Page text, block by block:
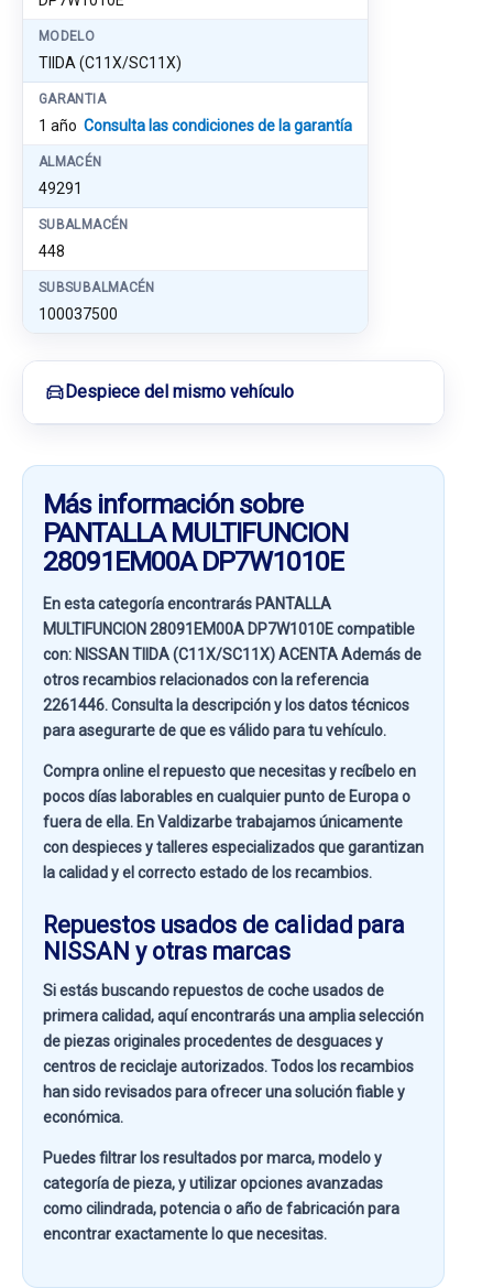
MODELO
TIIDA (C11X/SC11X)
GARANTIA
1 año Consulta las condiciones de la garantía
ALMACÉN
49291
SUBALMACÉN
448
SUBSUBALMACÉN
100037500
Despiece del mismo vehículo
Más información sobre
PANTALLA MULTIFUNCION
28091EM00A DP7W1010E
En esta categoría encontrarás PANTALLA
MULTIFUNCION 28091EM00A DP7W1010E compatible
con: NISSAN TIIDA (C11X/SC11X) ACENTAAdemás de
otros recambios relacionados con la referencia
2261446. Consulta la descripción y los datos técnicos
para asegurarte de que es válido para tu vehículo.
Compra online el repuesto que necesitas y recíbelo en
pocos días laborables en cualquier punto de Europa o
fuera de ella. EnValdizarbetrabajamos únicamente
con despieces y talleres especializados que garantizan
la calidad y el correcto estado de los recambios.
Repuestos usados de calidad para
NISSAN y otras marcas
Si estás buscandorepuestos de coche usados de
primera calidad, aquí encontrarás una amplia selección
de piezas originales procedentes de desguaces y
centros de reciclaje autorizados. Todos los recambios
han sido revisados para ofrecer una solución fiable y
económica.
Puedes filtrar los resultados pormarca, modelo y
categoría de pieza, y utilizar opciones avanzadas
comocilindrada, potencia o año de fabricaciónpara
encontrar exactamente lo que necesitas.